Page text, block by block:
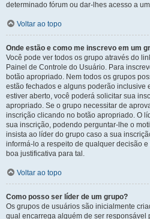
determinado fórum ou dar-lhes acesso a
Voltar ao topo
Onde estão e como me inscrevo em um
Você pode ver todos os grupo através do
Painel de Controle do Usuário. Para
botão apropriado. Nem todos os grupos
estão fechados e alguns poderão inclusive
estiver aberto, você poderá solicitar sua
apropriado. Se o grupo necessitar de
inscrição clicando no botão apropriado. O
sua inscrição, podendo perguntar-lhe o
insista ao líder do grupo caso a sua
informá-lo a respeito de qualquer decisão
boa justificativa para tal.
Voltar ao topo
Como posso ser líder de um grupo?
Os grupos de usuários são inicialmente
qual encarrega alguém de ser responsável